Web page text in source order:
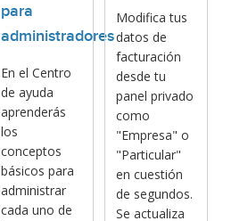
para
administradores
En el Centro
de ayuda
aprenderás
los
conceptos
básicos para
administrar
cada uno de
Modifica tus
datos de
facturación
desde tu
panel privado
como
"Empresa" o
"Particular"
en cuestión
de segundos.
Se actualiza